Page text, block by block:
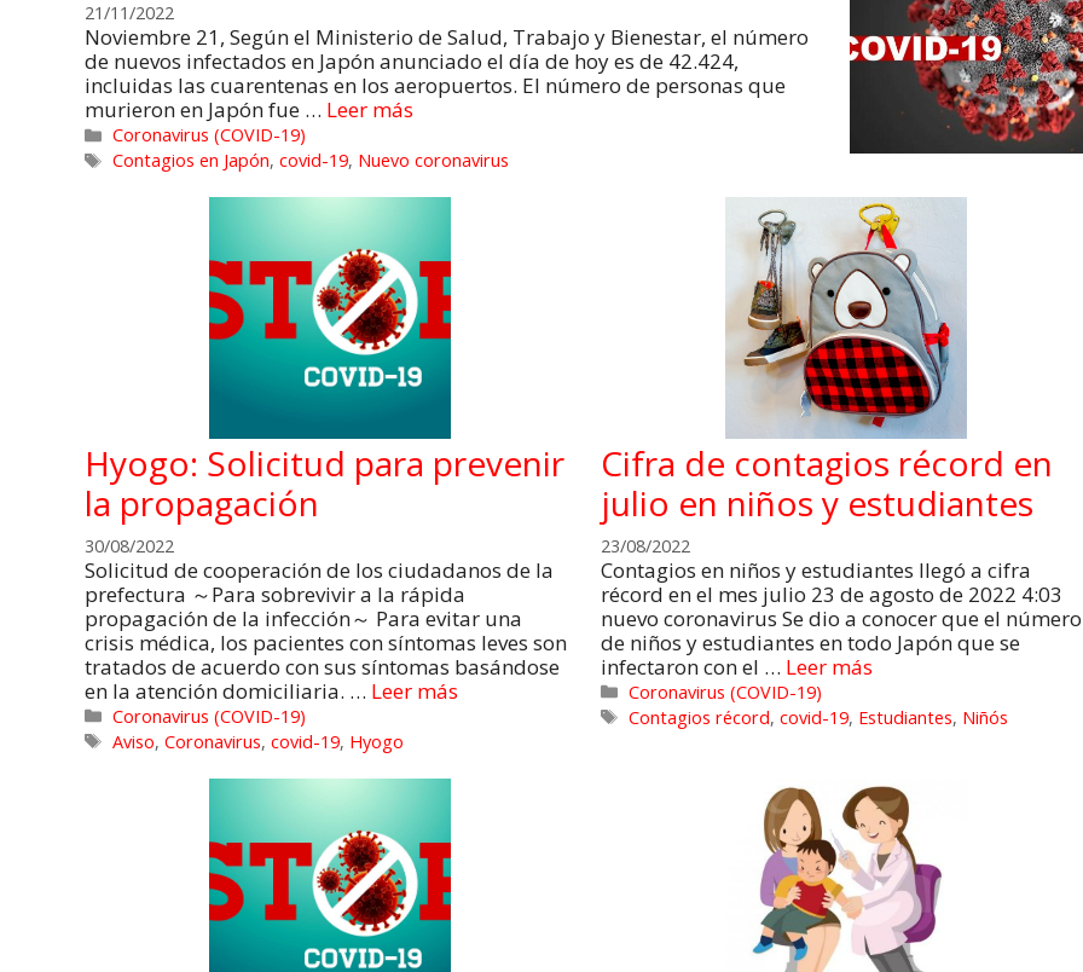
21/11/2022
Noviembre 21, Según el Ministerio de Salud, Trabajo y Bienestar, el número
de nuevos infectados en Japón anunciado el día de hoy es de 42.424,
incluidas las cuarentenas en los aeropuertos. El número de personas que
murieron en Japón fue … Leer más
Coronavirus (COVID-19)
Contagios en Japón,covid-19, Nuevo coronavirus
Hyogo: Solicitud para prevenir
la propagación
30/08/2022
Solicitud de cooperación de los ciudadanos de la
prefectura ～Para sobrevivir a la rápida
propagación de la infección～ Para evitar una
crisis médica, los pacientes con síntomas leves son
tratados de acuerdo con sus síntomas basándose
en la atención domiciliaria. … Leer más
Coronavirus (COVID-19)
Aviso,Coronavirus,covid-19, Hyogo
Cifra de contagios récord en
julio en niños y estudiantes
23/08/2022
Contagios en niños y estudiantes llegó a cifra
récord en el mes julio 23 de agosto de 2022 4:03
nuevo coronavirus Se dio a conocer que el número
de niños y estudiantes en todo Japón que se
infectaron con el … Leer más
Coronavirus (COVID-19)
Contagios récord, covid-19, Estudiantes, Niñós